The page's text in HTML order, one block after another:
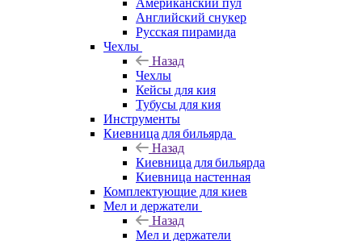
Американский пул
Английский снукер
Русская пирамида
Чехлы
Назад
Чехлы
Кейсы для кия
Тубусы для кия
Инструменты
Киевница для бильярда
Назад
Киевница для бильярда
Киевница настенная
Комплектующие для киев
Мел и держатели
Назад
Мел и держатели